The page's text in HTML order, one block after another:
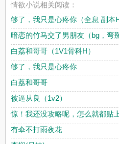
情欲小说相关阅读：
够了，我只是心疼你（全息 副本H
暗恋的竹马交了男朋友（bg，弯
白荔和哥哥（1V1骨科H）
够了，我只是心疼你
白荔和哥哥
被逼从良（1v2）
惊！我还没攻略呢，怎么就都贴
有伞不打雨夜花